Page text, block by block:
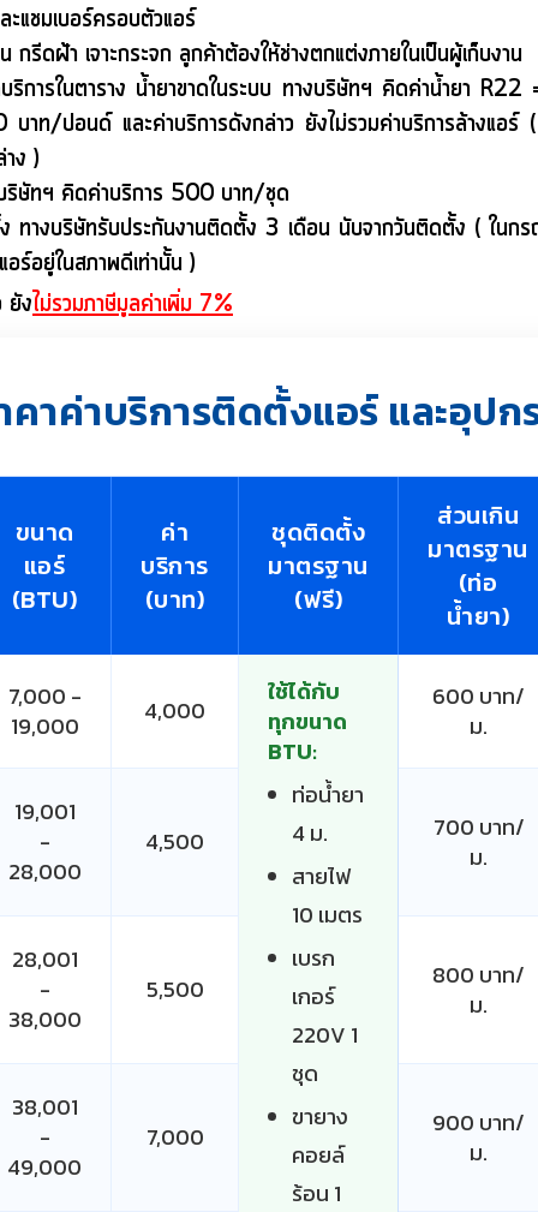
แชมเบอร์ครอบตัวแอร์
กรีดฝ้า เจาะกระจก ลูกค้าต้องให้ช่างตกแต่งภายในเป็นผู้เก็บงาน
ริการในตาราง น้ำยาขาดในระบบ ทางบริษัทฯ คิดค่าน้ำยา
ท/ปอนด์ และค่าบริการดังกล่าว ยังไม่รวมค่าบริการล้างแอร์ (
ง )
ริษัทฯ คิดค่าบริการ 500 บาท/ชุด
ทางบริษัทรับประกันงานติดตั้ง 3 เดือน นับจากวันติดตั้ง ( ในกร
อยู่ในสภาพดีเท่านั้น )
ยังไม่รวมภาษีมูลค่าเพิ่ม 7%
คาค่าบริการติดตั้งแอร์ และอุป
ขนาด
แอร์
(BTU)
ค่า
บริการ
(บาท)
ชุดติดตั้ง
มาตรฐาน
(ฟรี)
ส่วนเกิน
มาตรฐาน
(ท่อ
น้ำยา)
7,000 -
19,000
4,000
ใช้ได้กับ
ทุกขนาด
BTU:
ท่อน้ำยา
4 ม.
สายไฟ
10 เมตร
เบรก
เกอร์
220V 1
ชุด
ขายาง
คอยล์
ร้อน 1
600 บาท/
ม.
19,001
-
28,000
4,500
700 บาท/
ม.
28,001
-
38,000
5,500
800 บาท/
ม.
38,001
-
49,000
7,000
900 บาท/
ม.